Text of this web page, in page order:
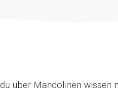
über Mandolinen wissen